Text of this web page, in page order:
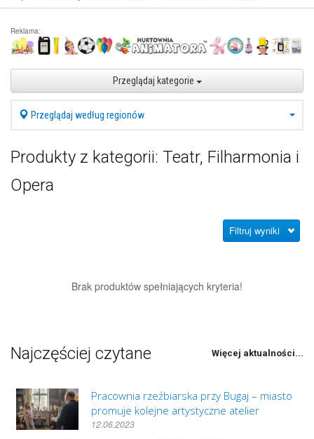
Reklama:
Przeglądaj kategorie
Przeglądaj według regionów
Produkty z kategorii: Teatr, Filharmonia i
Opera
Filtruj wyniki
Brak produktów spełniających kryteria!
Najczęściej czytane Więcej aktualności...
Pracownia rzeźbiarska przy Bugaj – miasto
promuje kolejne artystyczne atelier
12.06.2023